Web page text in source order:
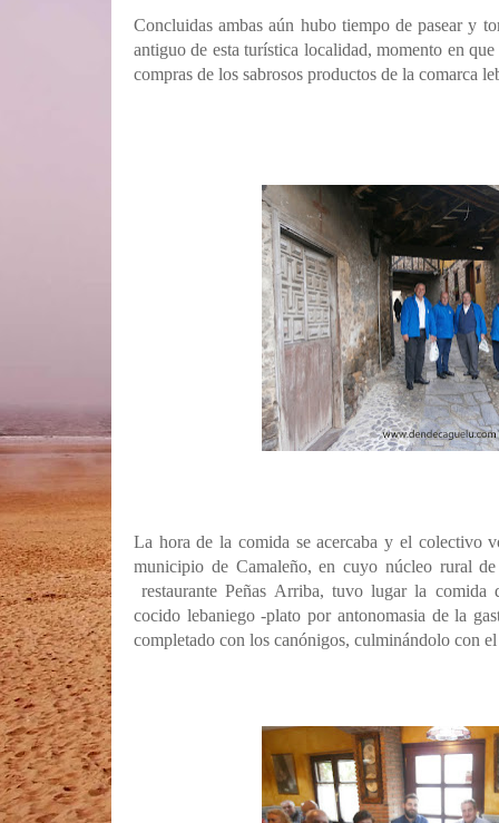
Concluidas ambas aún hubo tiempo de pasear y
antiguo de esta turística localidad, momento en
compras de los sabrosos productos de la comarca
La hora de la comida se acercaba y el colectivo
municipio de Camaleño, en cuyo núcleo rural
restaurante Peñas Arriba, tuvo lugar la comida
cocido lebaniego -plato por antonomasia de la
completado con los canónigos, culminándolo con